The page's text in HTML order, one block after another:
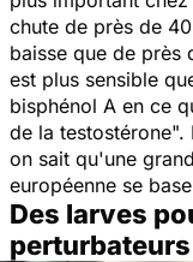
chute de près de
baisse que de près
est plus sensible
bisphénol A en ce
de la testostérone".
on sait qu'une
européenne se
Des larves